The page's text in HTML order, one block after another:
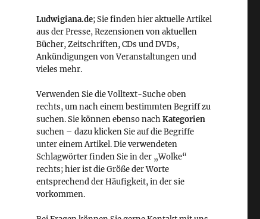
Ludwigiana.de; Sie finden hier aktuelle Artikel
aus der Presse, Rezensionen von aktuellen
Bücher, Zeitschriften, CDs und DVDs,
Ankündigungen von Veranstaltungen und
vieles mehr.
Verwenden Sie die Volltext-Suche oben
rechts, um nach einem bestimmten Begriff zu
suchen. Sie können ebenso nachKategorien
suchen – dazu klicken Sie auf die Begriffe
unter einem Artikel. Die verwendeten
Schlagwörter finden Sie in der „Wolke“
rechts; hier ist die Größe der Worte
entsprechend der Häufigkeit, in der sie
vorkommen.